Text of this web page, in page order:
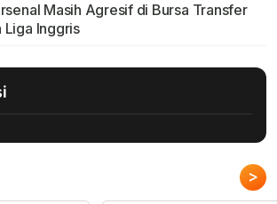
Masih Agresif di Bursa Transfer
Liga Inggris
>